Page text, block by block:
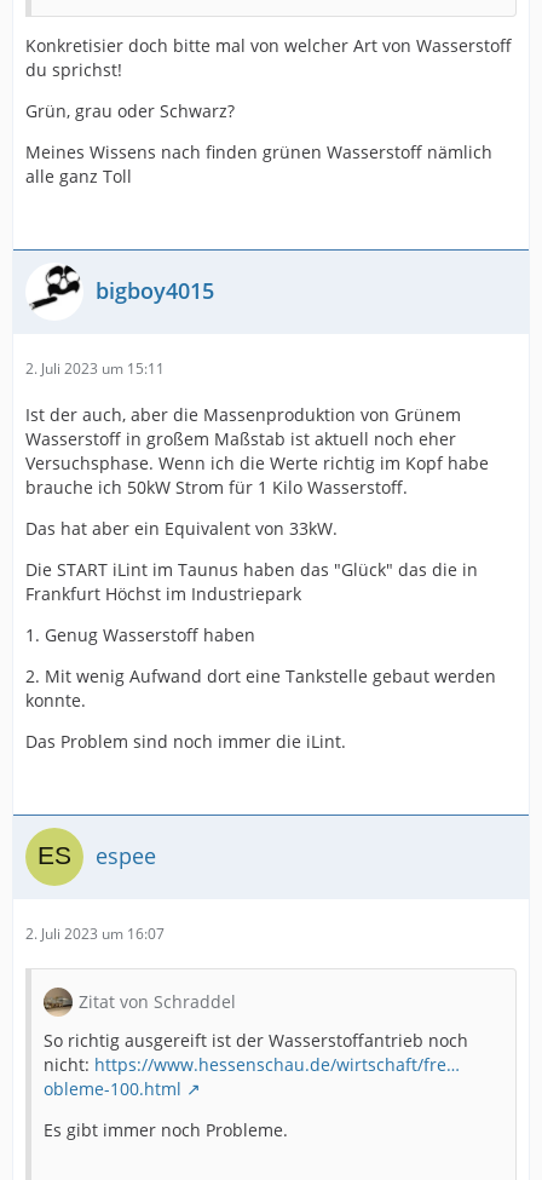
Konkretisier doch bitte mal von welcher Art von Wasserstoff
du sprichst!
Grün, grau oder Schwarz?
Meines Wissens nach finden grünen Wasserstoff nämlich
alle ganz Toll
bigboy4015
2. Juli 2023 um 15:11
Ist der auch, aber die Massenproduktion von Grünem
Wasserstoff in großem Maßstab ist aktuell noch eher
Versuchsphase. Wenn ich die Werte richtig im Kopf habe
brauche ich 50kW Strom für 1 Kilo Wasserstoff.
Das hat aber ein Equivalent von 33kW.
Die START iLint im Taunus haben das "Glück" das die in
Frankfurt Höchst im Industriepark
1. Genug Wasserstoff haben
2. Mit wenig Aufwand dort eine Tankstelle gebaut werden
konnte.
Das Problem sind noch immer die iLint.
espee
2. Juli 2023 um 16:07
Zitat von Schraddel
So richtig ausgereift ist der Wasserstoffantrieb noch
nicht: https://www.hessenschau.de/wirtschaft/fre…
obleme-100.html
Es gibt immer noch Probleme.